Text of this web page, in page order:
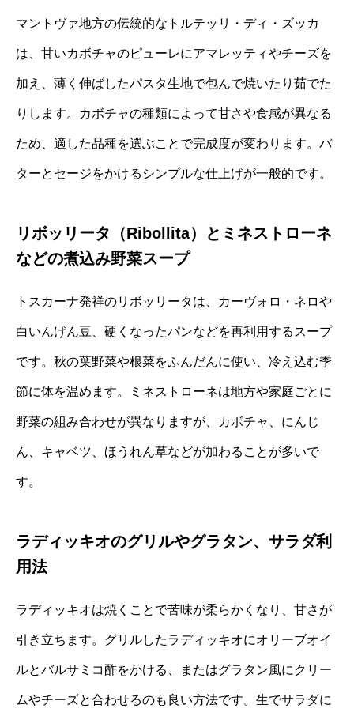
マントヴァ地方の伝統的なトルテッリ・ディ・ズッカ
は、甘いカボチャのピューレにアマレッティやチーズを
加え、薄く伸ばしたパスタ生地で包んで焼いたり茹でた
りします。カボチャの種類によって甘さや食感が異なる
ため、適した品種を選ぶことで完成度が変わります。バ
ターとセージをかけるシンプルな仕上げが一般的です。
リボッリータ（Ribollita）とミネストローネ
などの煮込み野菜スープ
トスカーナ発祥のリボッリータは、カーヴォロ・ネロや
白いんげん豆、硬くなったパンなどを再利用するスープ
です。秋の葉野菜や根菜をふんだんに使い、冷え込む季
節に体を温めます。ミネストローネは地方や家庭ごとに
野菜の組み合わせが異なりますが、カボチャ、にんじ
ん、キャベツ、ほうれん草などが加わることが多いで
す。
ラディッキオのグリルやグラタン、サラダ利
用法
ラディッキオは焼くことで苦味が柔らかくなり、甘さが
引き立ちます。グリルしたラディッキオにオリーブオイ
ルとバルサミコ酢をかける、またはグラタン風にクリー
ムやチーズと合わせるのも良い方法です。生でサラダに